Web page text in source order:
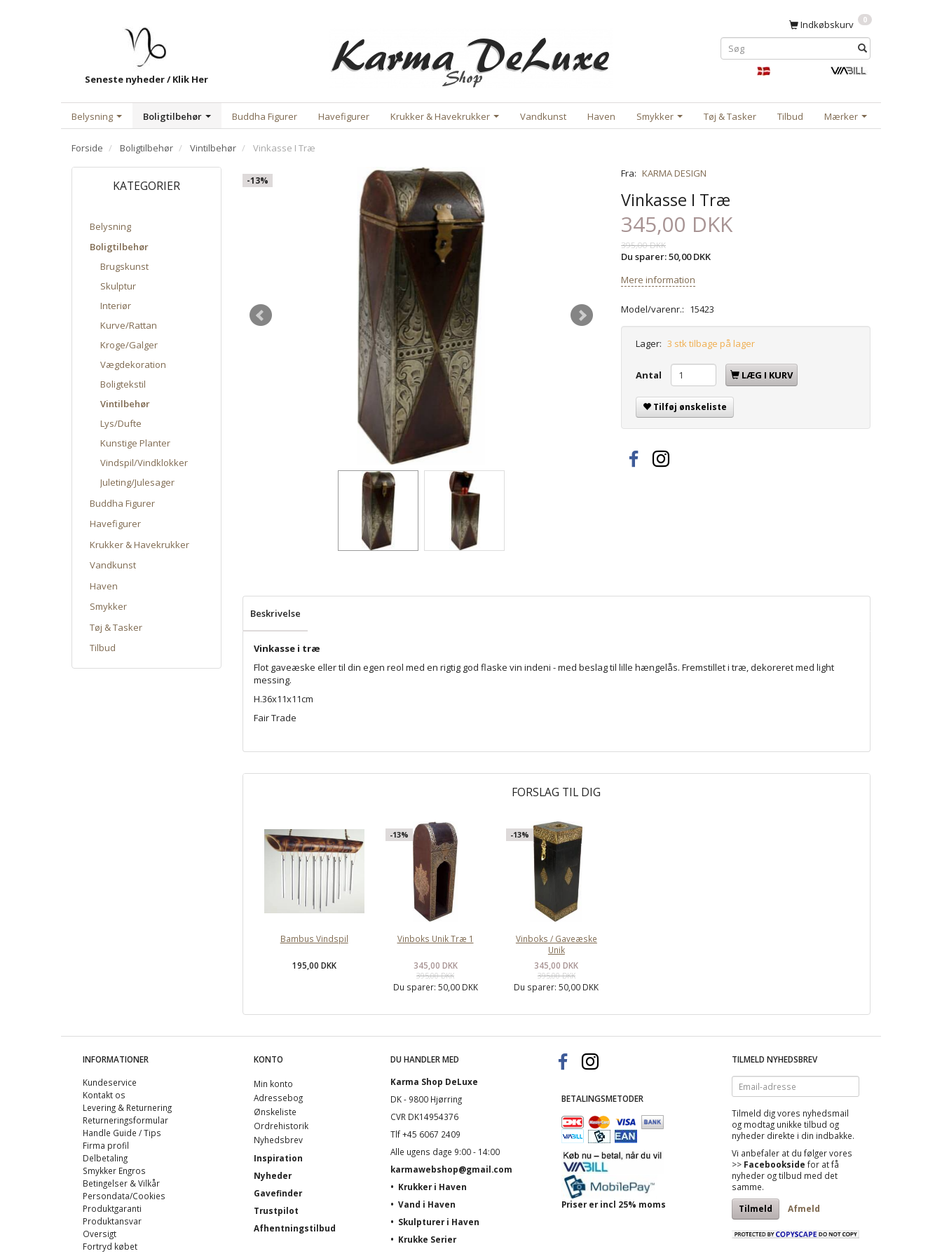
Seneste nyheder / Klik Her
Indkøbskurv 0
Belysning Boligtilbehør Buddha Figurer Havefigurer Krukker & Havekrukker Vandkunst Haven Smykker Tøj & Tasker Tilbud Mærker
Forside Boligtilbehør Vintilbehør Vinkasse I Træ
KATEGORIER
Belysning
Boligtilbehør
Brugskunst
Skulptur
Interiør
Kurve/Rattan
Kroge/Galger
Vægdekoration
Boligtekstil
Vintilbehør
Lys/Dufte
Kunstige Planter
Vindspil/Vindklokker
Juleting/Julesager
Buddha Figurer
Havefigurer
Krukker & Havekrukker
Vandkunst
Haven
Smykker
Tøj & Tasker
Tilbud
-13%
Fra: KARMA DESIGN
Vinkasse I Træ
345,00 DKK
395,00 DKK
Du sparer:50,00 DKK
Mere information
Model/varenr.: 15423
Lager: 3 stk tilbage på lager
Antal LÆG I KURV
Tilføj ønskeliste
Beskrivelse
Vinkasse i træ
Flot gaveæske eller til din egen reol med en rigtig god flaske vin indeni - med beslag til lille hængelås. Fremstillet i træ, dekoreret med light
messing.
H.36x11x11cm
Fair Trade
FORSLAG TIL DIG
Bambus Vindspil
195,00 DKK
-13%
Vinboks Unik Træ 1
345,00 DKK
395,00 DKK
Du sparer: 50,00 DKK
-13%
Vinboks / Gaveæske
Unik
345,00 DKK
395,00 DKK
Du sparer:50,00 DKK
INFORMATIONER
Kundeservice
Kontakt os
Levering & Returnering
Returneringsformular
Handle Guide / Tips
Firma profil
Delbetaling
Smykker Engros
Betingelser & Vilkår
Persondata/Cookies
Produktgaranti
Produktansvar
Oversigt
Fortryd købet
KONTO
Min konto
Adressebog
Ønskeliste
Ordrehistorik
Nyhedsbrev
Inspiration
Nyheder
Gavefinder
Trustpilot
Afhentningstilbud
DU HANDLER MED
Karma Shop DeLuxe
DK - 9800 Hjørring
CVR DK14954376
Tlf +45 6067 2409
Alle ugens dage 9:00 - 14:00
karmawebshop@gmail.com
• Krukker i Haven
• Vand i Haven
• Skulpturer i Haven
• Krukke Serier
BETALINGSMETODER
Priser er incl 25% moms
TILMELD NYHEDSBREV
Email-
adresse
Tilmeld dig vores nyhedsmail
og modtag unikke tilbud og
nyheder direkte i din indbakke.
Vi anbefaler at du følger vores
>> Facebookside for at få
nyheder og tilbud med det
samme.
Tilmeld Afmeld